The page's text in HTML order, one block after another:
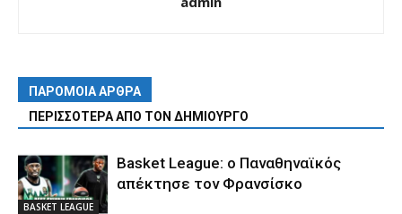
ΠΑΡΟΜΟΙΑ ΑΡΘΡΑ
ΠΕΡΙΣΣΟΤΕΡΑ ΑΠΟ ΤΟΝ ΔΗΜΙΟΥΡΓΟ
BASKET LEAGUE
Basket League: ο Παναθηναϊκός
απέκτησε τον Φρανσίσκο